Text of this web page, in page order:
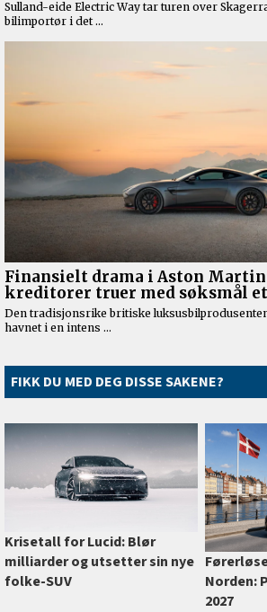
FIKK DU MED DEG DISSE SAKENE?
Krisetall for Lucid: Blør
milliarder og utsetter sin nye
folke-SUV
Norden:
2027